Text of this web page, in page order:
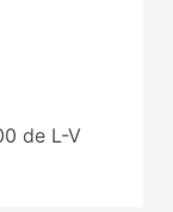
de L-V